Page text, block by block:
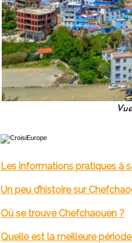
Les informations pratiques à
Un peu d’histoire sur
Où se trouve Chefchaouen ?
Quelle est la meilleure